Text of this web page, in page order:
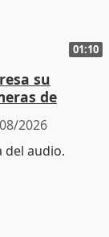
01:10
su
de
2026